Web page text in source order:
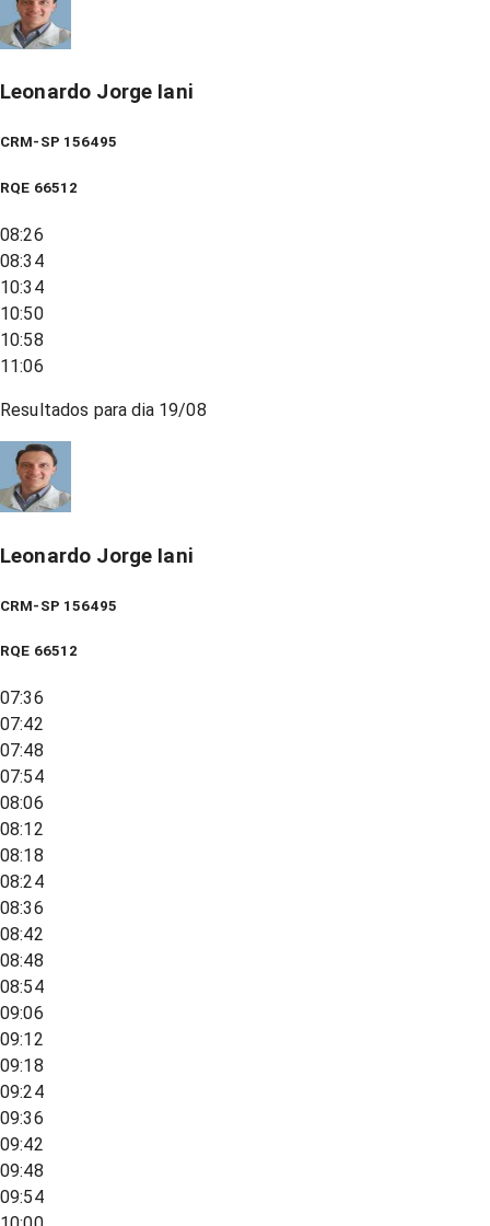
Leonardo Jorge Iani
CRM-SP 156495
RQE 66512
08:26
08:34
10:34
10:50
10:58
11:06
Resultados para dia 19/08
Leonardo Jorge Iani
CRM-SP 156495
RQE 66512
07:36
07:42
07:48
07:54
08:06
08:12
08:18
08:24
08:36
08:42
08:48
08:54
09:06
09:12
09:18
09:24
09:36
09:42
09:48
09:54